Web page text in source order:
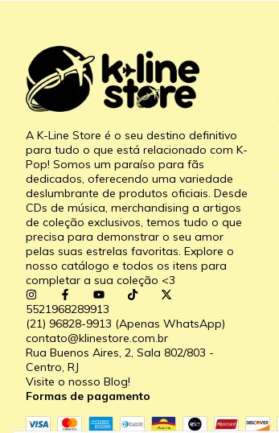
A K-Line Store é o seu destino definitivo
para tudo o que está relacionado com K-
Pop! Somos um paraíso para fãs
dedicados, oferecendo uma variedade
deslumbrante de produtos oficiais. Desde
CDs de música, merchandising a artigos
de coleção exclusivos, temos tudo o que
precisa para demonstrar o seu amor
pelas suas estrelas favoritas. Explore o
nosso catálogo e todos os itens para
completar a sua coleção <3
5521968289913
(21) 96828-9913 (Apenas WhatsApp)
contato@klinestore.com.br
Rua Buenos Aires, 2, Sala 802/803 -
Centro, RJ
Visite o nosso Blog!
Formas de pagamento